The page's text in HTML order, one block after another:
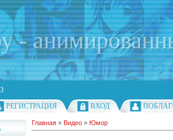
-
РЕГИСТРАЦИЯ ВХОД
Главная » Видео » Юмор